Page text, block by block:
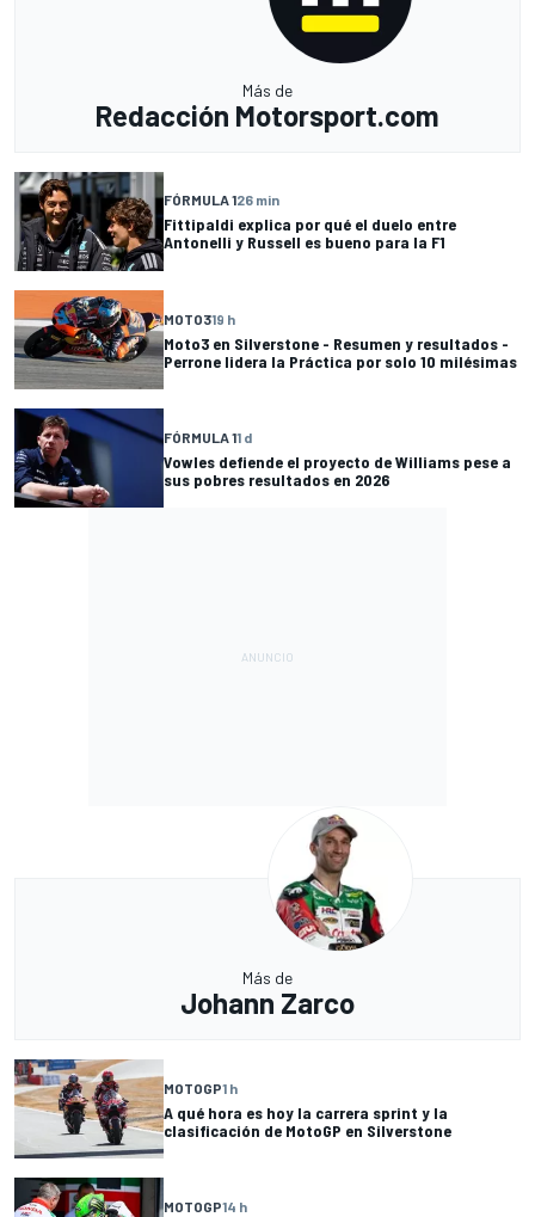
Más de
Redacción Motorsport.com
FÓRMULA 126 min
Fittipaldi explica por qué el duelo entre
Antonelli y Russell es bueno para la F1
MOTO319 h
Moto3 en Silverstone - Resumen y resultados -
Perrone lidera la Práctica por solo 10 milésimas
FÓRMULA 11 d
Vowles defiende el proyecto de Williams pese a
sus pobres resultados en 2026
Más de
Johann Zarco
MOTOGP1 h
A qué hora es hoy la carrera sprint y la
clasificación de MotoGP en Silverstone
MOTOGP14 h